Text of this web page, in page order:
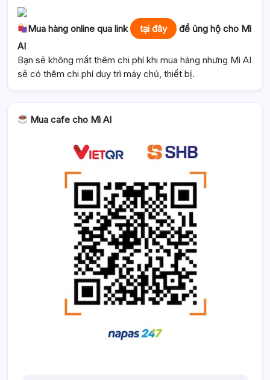
Mua hàng online qua link tại đây
để ủng hộ cho Mì
AI
Bạn sẽ không mất thêm chi phí khi mua hàng nhưng Mì AI
sẽ có thêm chi phí duy trì máy chủ, thiết bị.
Mua cafe cho Mì AI